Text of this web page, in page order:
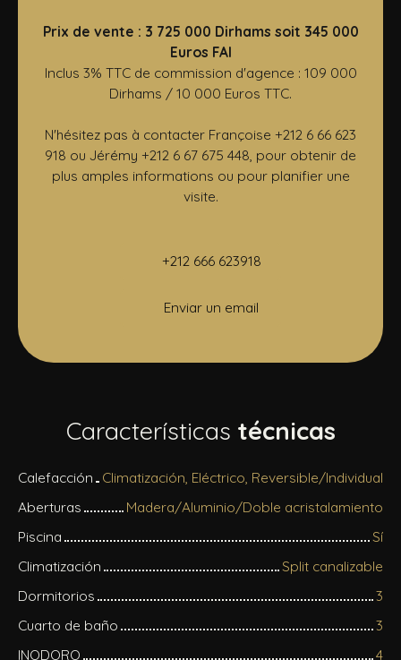
Prix de vente : 3 725 000 Dirhams soit 345 000
Euros FAI
Inclus 3% TTC de commission d'agence : 109 000
Dirhams / 10 000 Euros TTC.
N'hésitez pas à contacter Françoise +212 6 66 623
918 ou Jérémy +212 6 67 675 448, pour obtenir de
plus amples informations ou pour planifier une
visite.
+212 666 623918
Enviar un email
Características técnicas
Calefacción Climatización, Eléctrico, Reversible/Individual
Aberturas
Madera/Aluminio/Doble acristalamiento
Piscina
Sí
Climatización
Split canalizable
Dormitorios
3
Cuarto de baño
3
INODORO
4